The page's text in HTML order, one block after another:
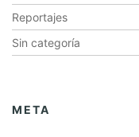
Reportajes
Sin categoría
META